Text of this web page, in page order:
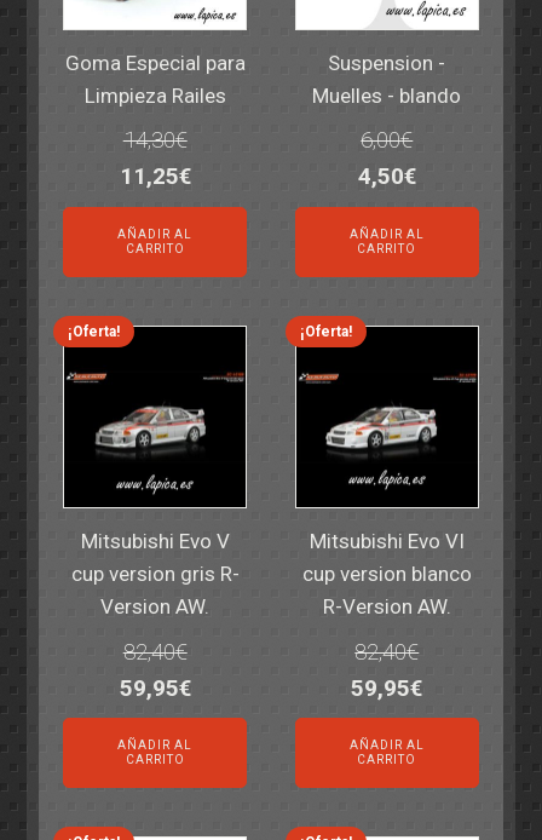
Goma Especial para
Limpieza Railes
14,30€
El
precio
original
era:
14,30€.
11,25€El
precio
actual
es:
11,25€.
AÑADIR AL
CARRITO
Suspension -
Muelles - blando
6,00€
El
precio
original
era:
6,00€.
4,50€El
precio
actual
es:
4,50€.
AÑADIR AL
CARRITO
¡Oferta!
Mitsubishi Evo V
cup version gris R-
Version AW.
82,40€
El
precio
original
era:
82,40€.
59,95€El
precio
es:
59,95€.
AÑADIR AL
CARRITO
¡Oferta!
Mitsubishi Evo VI
cup version blanco
R-Version AW.
82,40€
El
precio
original
era:
82,40€.
59,95€El
precio
es:
59,95€.
AÑADIR AL
CARRITO